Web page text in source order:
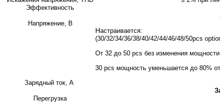
Эффективность
Напряжение, В
Настраивается: ±180V/
(30/32/34/36/38/40/42/44/46/48/50pcs
От 32 до 50 pcs без изменения
30 pcs мощность уменьшается до 80%
Зарядный ток, А
Перегрузка